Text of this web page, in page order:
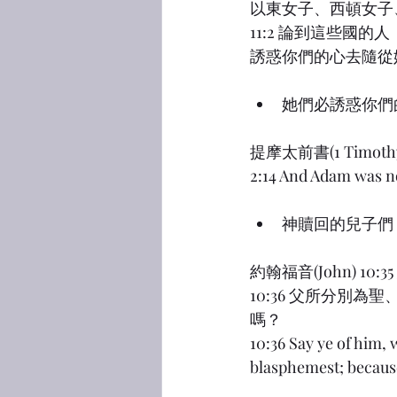
以東女子、西頓女
11:2 論到這些國的
誘惑你們的心去隨
她們必誘惑你
提摩太前書(1
2:14 And Adam
神贖回的兒子們
約翰福音(John)
10:36 父所分別為聖
嗎？
10:36 Say ye of
blasphemest;